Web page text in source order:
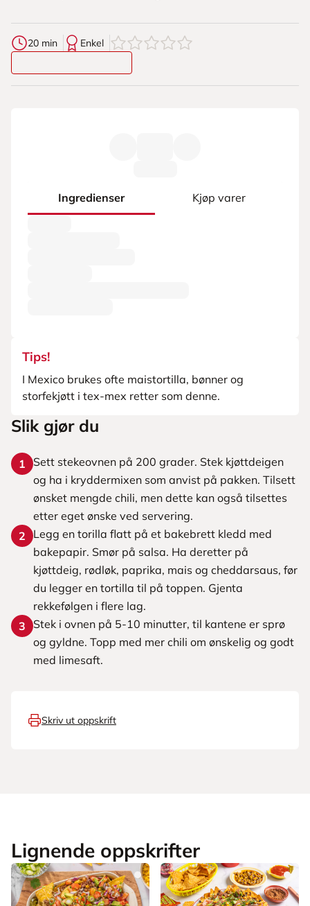
20 min Enkel 0av5stjerner
Ingredienser Kjøp varer
Tips!
I Mexico brukes ofte maistortilla, bønner og
storfekjøtt i tex-mex retter som denne.
Slik gjør du
1
Sett stekeovnen på 200 grader. Stek kjøttdeigen
og ha i kryddermixen som anvist på pakken. Tilsett
ønsket mengde chili, men dette kan også tilsettes
etter eget ønske ved servering.
2
Legg en torilla flatt på et bakebrett kledd med
bakepapir. Smør på salsa. Ha deretter på
kjøttdeig, rødløk, paprika, mais og cheddarsaus, før
du legger en tortilla til på toppen. Gjenta
rekkefølgen i flere lag.
3
Stek i ovnen på 5-10 minutter, til kantene er sprø
og gyldne. Topp med mer chili om ønskelig og godt
med limesaft.
Skriv ut oppskrift
Lignende oppskrifter